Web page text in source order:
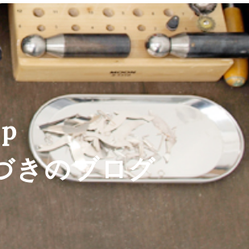
きのブログ